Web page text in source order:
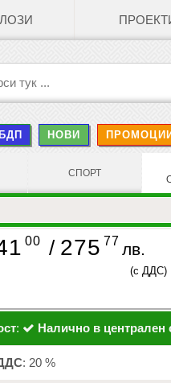
НОВИ
СПОРТ
00 / 275 77 лв.
(с ДДС)
: Налично в централен
: 20 %